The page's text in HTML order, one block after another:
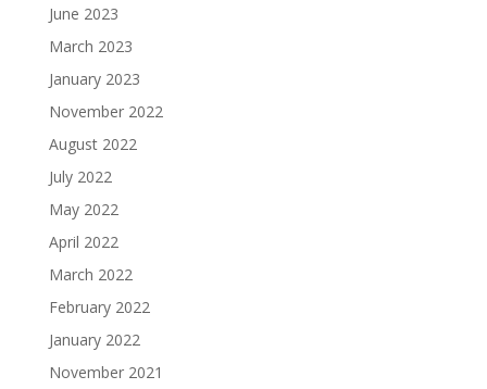
June 2023
March 2023
January 2023
November 2022
August 2022
July 2022
May 2022
April 2022
March 2022
February 2022
January 2022
November 2021